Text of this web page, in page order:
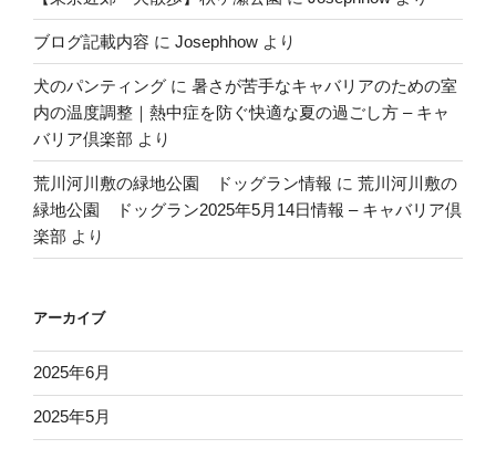
ブログ記載内容 に Josephhow より
犬のパンティング に 暑さが苦手なキャバリアのための室
内の温度調整｜熱中症を防ぐ快適な夏の過ごし方 – キャ
バリア倶楽部 より
荒川河川敷の緑地公園 ドッグラン情報 に 荒川河川敷の
緑地公園 ドッグラン2025年5月14日情報 – キャバリア倶
楽部 より
アーカイブ
2025年6月
2025年5月